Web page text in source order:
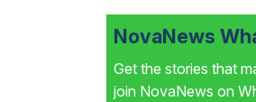
NovaNews
Get the stories that
join NovaNews on